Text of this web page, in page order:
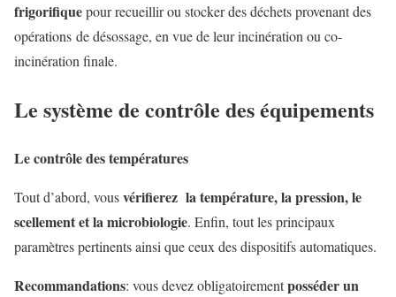
frigorifiquepour recueillir ou stocker des déchets provenant des
opérations de désossage, en vue de leur incinération ou co-
incinération finale.
Le système de contrôle des équipements
Le contrôle des températures
Tout d’abord, vousvérifierez la température, la pression, le
scellement et la microbiologie. Enfin, tout les principaux
paramètres pertinents ainsi que ceux des dispositifs automatiques.
Recommandations: vous devez obligatoirementposséder un